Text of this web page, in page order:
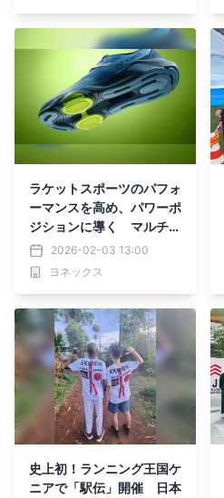
ラケットスポーツのパフォ
ーマンスを高め、パワーポ
ジションに導く マルチト
レーニングシューズ「CO
UNTER-COURT TRAINE
R」 2026年3月下旬より
2026-02-03 13:00
ヨネックス
史上初！ランニング王国ケ
ニアで「駅伝」開催 日本